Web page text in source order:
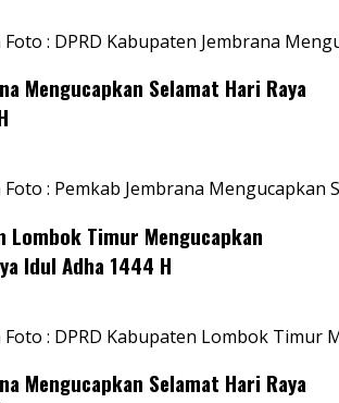
: DPRD Kabupaten Jembrana
Mengucapkan Selamat Hari Raya
: Pemkab Jembrana Mengucapkan
Lombok Timur Mengucapkan
Idul Adha 1444 H
: DPRD Kabupaten Lombok Timur
Mengucapkan Selamat Hari Raya